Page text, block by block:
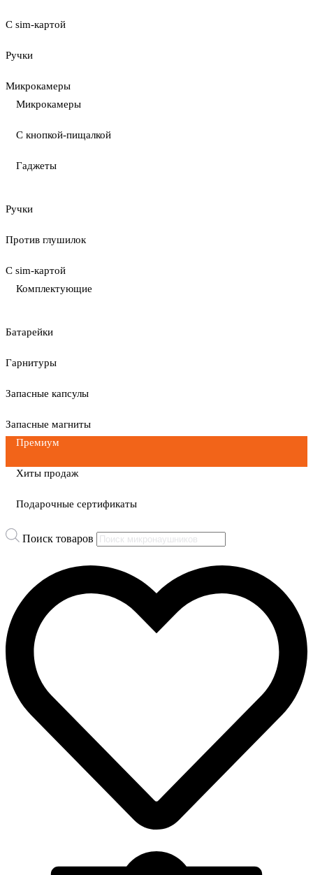
С sim-картой
Ручки
Микрокамеры
Микрокамеры
С кнопкой-пищалкой
Гаджеты
Ручки
Против глушилок
С sim-картой
Комплектующие
Батарейки
Гарнитуры
Запасные капсулы
Запасные магниты
Премиум
Хиты продаж
Подарочные сертификаты
Поиск товаров